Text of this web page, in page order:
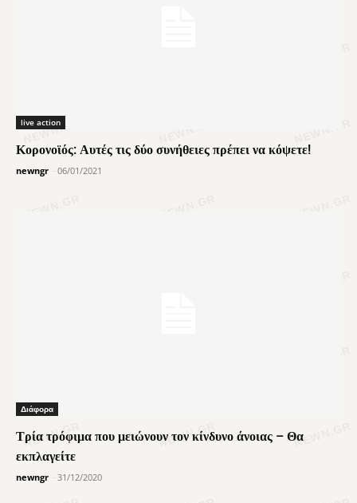
live action
Κορονοϊός: Αυτές τις δύο συνήθειες πρέπει να κόψετε!
newngr - 06/01/2021
Διάφορα
Τρία τρόφιμα που μειώνουν τον κίνδυνο άνοιας – Θα
εκπλαγείτε
newngr - 31/12/2020